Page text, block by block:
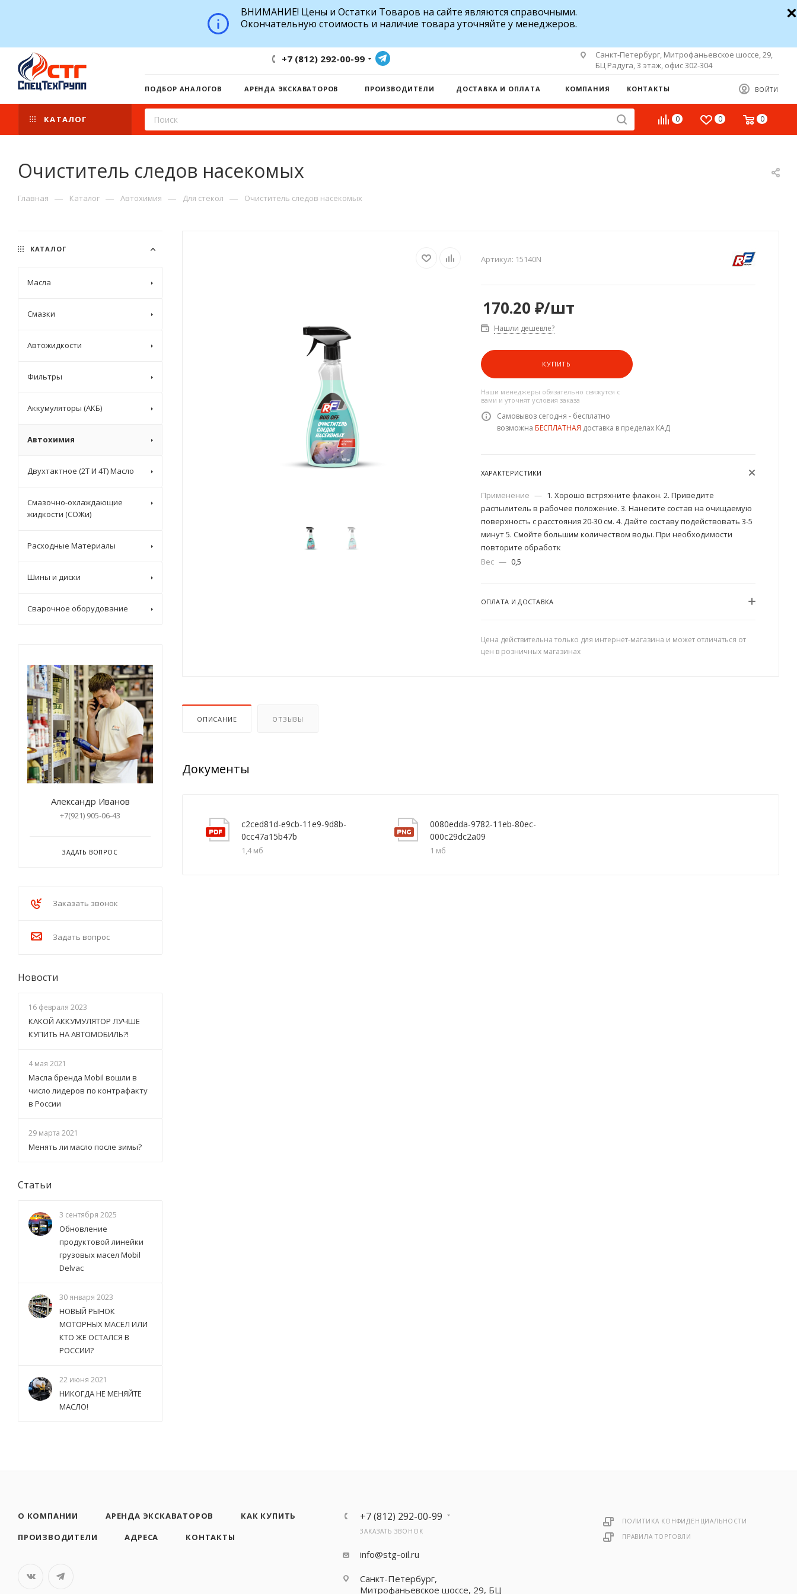
ВНИМАНИЕ! Цены и Остатки Товаров на сайте являются справочными.
Окончательную стоимость и наличие товара уточняйте у менеджеров.
+7 (812) 292-00-99
Санкт-Петербург, Митрофаньевское шоссе, 29,
БЦ Радуга, 3 этаж, офис 302-304
ВОЙТИ
ПОДБОР АНАЛОГОВ АРЕНДА ЭКСКАВАТОРОВ ПРОИЗВОДИТЕЛИ ДОСТАВКА И ОПЛАТА КОМПАНИЯ КОНТАКТЫ
0 0 0
КАТАЛОГ
Очиститель следов насекомых
Главная — Каталог — Автохимия — Для стекол — Очиститель следов насекомых
Артикул: 15140N
170.20 ₽/шт
Нашли дешевле?
КУПИТЬ
Наши менеджеры обязательно свяжутся с
вами и уточнят условия заказа
Самовывоз сегодня - бесплатно
возможна БЕСПЛАТНАЯ доставка в пределах КАД
ХАРАКТЕРИСТИКИ
Применение — 1. Хорошо встряхните флакон. 2. Приведите
распылитель в рабочее положение. 3. Нанесите состав на очищаемую
поверхность с расстояния 20-30 см. 4. Дайте составу подействовать 3-5
минут 5. Смойте большим количеством воды. При необходимости
повторите обработк
Вес — 0,5
ОПЛАТА И ДОСТАВКА
Цена действительна только для интернет-магазина и может отличаться от
цен в розничных магазинах
ОПИСАНИЕ ОТЗЫВЫ
Документы
c2ced81d-e9cb-11e9-9d8b-
0cc47a15b47b
1,4 мб
0080edda-9782-11eb-80ec-
000c29dc2a09
1 мб
КАТАЛОГ
Масла
Смазки
Автожидкости
Фильтры
Аккумуляторы (АКБ)
Автохимия
Двухтактное (2T И 4T) Масло
Смазочно-охлаждающие
жидкости (СОЖи)
Расходные Материалы
Шины и диски
Сварочное оборудование
Александр Иванов
+7(921) 905-06-43
ЗАДАТЬ ВОПРОС
Заказать звонок
Задать вопрос
Новости
16 февраля 2023
КАКОЙ АККУМУЛЯТОР ЛУЧШЕ
КУПИТЬ НА АВТОМОБИЛЬ?!
4 мая 2021
Масла бренда Mobil вошли в
число лидеров по контрафакту
в России
29 марта 2021
Менять ли масло после зимы?
Статьи
3 сентября 2025
Обновление
продуктовой линейки
грузовых масел Mobil
Delvac
30 января 2023
НОВЫЙ РЫНОК
МОТОРНЫХ МАСЕЛ ИЛИ
КТО ЖЕ ОСТАЛСЯ В
РОССИИ?
22 июня 2021
НИКОГДА НЕ МЕНЯЙТЕ
МАСЛО!
О КОМПАНИИ АРЕНДА ЭКСКАВАТОРОВ
КАК КУПИТЬ
ПРОИЗВОДИТЕЛИ
АДРЕСА КОНТАКТЫ
+7 (812) 292-00-99
ЗАКАЗАТЬ ЗВОНОК
info@stg-oil.ru
Санкт-Петербург,
Митрофаньевское шоссе, 29, БЦ
ПОЛИТИКА КОНФИДЕНЦИАЛЬНОСТИ
ПРАВИЛА ТОРГОВЛИ